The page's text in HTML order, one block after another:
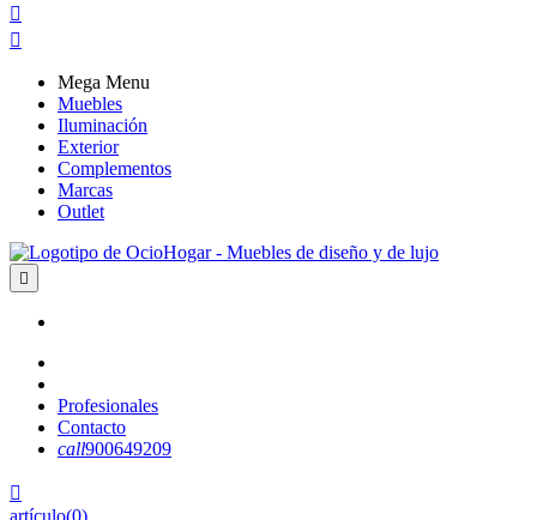


Mega Menu
Muebles
Iluminación
Exterior
Complementos
Marcas
Outlet

Profesionales
Contacto
call900649209

artículo(0)